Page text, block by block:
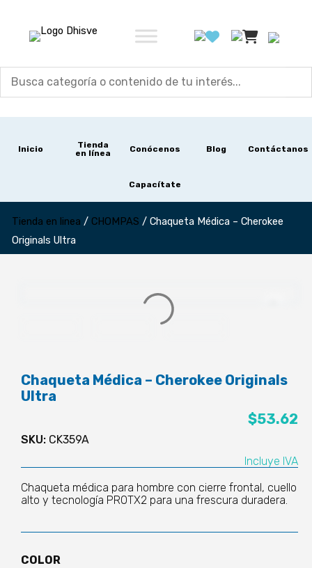
contenido
Inicio
Tienda
en línea
Conócenos Blog Contáctanos
Capacítate
Tienda en linea / CHOMPAS / Chaqueta Médica – Cherokee
Originals Ultra
Chaqueta Médica – Cherokee Originals
Ultra
$53.62
Incluye IVA
SKU: CK359A
Chaqueta médica para hombre con cierre frontal, cuello
alto y tecnología PROTX2 para una frescura duradera.
COLOR